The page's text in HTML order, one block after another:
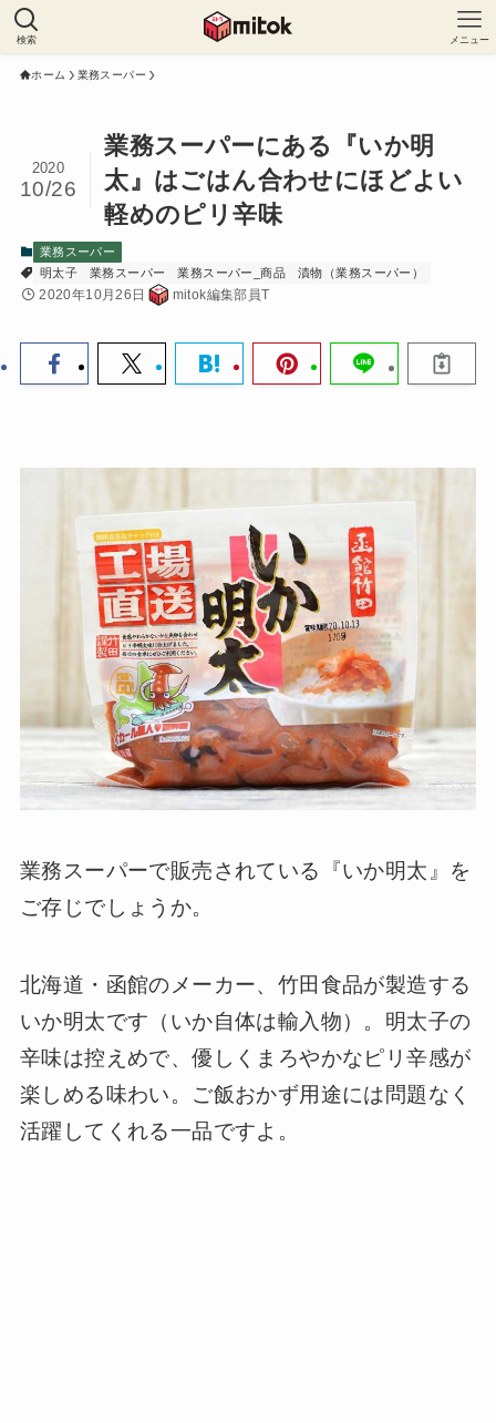
検索 メニュー
ホーム 業務スーパー
業務スーパーにある『いか明
太』はごはん合わせにほどよい
軽めのピリ辛味
2020
10/26
業務スーパー
明太子
業務スーパー 業務スーパー_商品 漬物（業務スーパー）
2020年10月26日 mitok編集部員T
業務スーパーで販売されている『いか明太』を
ご存じでしょうか。
北海道・函館のメーカー、竹田食品が製造する
いか明太です（いか自体は輸入物）。明太子の
辛味は控えめで、優しくまろやかなピリ辛感が
楽しめる味わい。ご飯おかず用途には問題なく
活躍してくれる一品ですよ。